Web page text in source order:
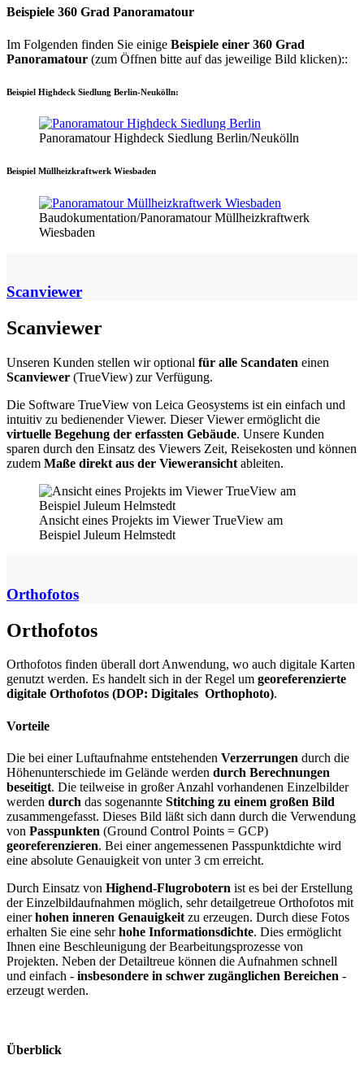
Beispiele 360 Grad Panoramatour
Im Folgenden finden Sie einige Beispiele einer 360 Grad
Panoramatour (zum Öffnen bitte auf das jeweilige Bild klicken)::
Beispiel Highdeck Siedlung Berlin-Neukölln:
Panoramatour Highdeck Siedlung Berlin/Neukölln
Beispiel Müllheizkraftwerk Wiesbaden
Baudokumentation/Panoramatour Müllheizkraftwerk
Wiesbaden
Scanviewer
Scanviewer
Unseren Kunden stellen wir optional für alle Scandaten einen
Scanviewer (TrueView) zur Verfügung.
Die Software TrueView von Leica Geosystems ist ein einfach und
intuitiv zu bedienender Viewer. Dieser Viewer ermöglicht die
virtuelle Begehung der erfassten Gebäude. Unsere Kunden
sparen durch den Einsatz des Viewers Zeit, Reisekosten und können
zudem Maße direkt aus der Vieweransicht ableiten.
Ansicht eines Projekts im Viewer TrueView am
Beispiel Juleum Helmstedt
Orthofotos
Orthofotos
Orthofotos finden überall dort Anwendung, wo auch digitale Karten
genutzt werden. Es handelt sich in der Regel um georeferenzierte
digitale Orthofotos (DOP: Digitales Orthophoto).
Vorteile
Die bei einer Luftaufnahme entstehenden Verzerrungen durch die
Höhenunterschiede im Gelände werden durch Berechnungen
beseitigt. Die teilweise in großer Anzahl vorhandenen Einzelbilder
werden durch das sogenannte Stitching zu einem großen Bild
zusammengefasst. Dieses Bild läßt sich dann durch die Verwendung
von Passpunkten (Ground Control Points = GCP)
georeferenzieren. Bei einer angemessenen Passpunktdichte wird
eine absolute Genauigkeit von unter 3 cm erreicht.
Durch Einsatz von Highend-Flugrobotern ist es bei der Erstellung
der Einzelbildaufnahmen möglich, sehr detailgetreue Orthofotos mit
einerhohen inneren Genauigkeit zu erzeugen. Durch diese Fotos
erhalten Sie eine sehrhohe Informationsdichte. Dies ermöglicht
Ihnen eine Beschleunigung der Bearbeitungsprozesse von
Projekten. Neben der Detailtreue können die Aufnahmen schnell
und einfach - insbesondere in schwer zugänglichen Bereichen -
erzeugt werden.
Überblick